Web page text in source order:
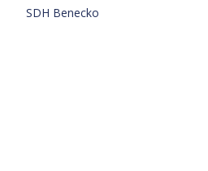
SDH Benecko